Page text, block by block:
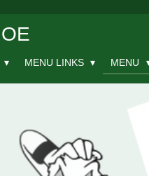
MENU LINKS MENU